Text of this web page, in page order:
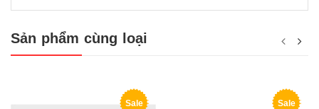
Sản phẩm cùng loại
Sale Sale